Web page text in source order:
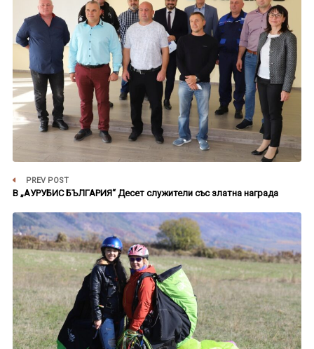
PREV POST
В „АУРУБИС БЪЛГАРИЯ“ Десет служители със златна награда